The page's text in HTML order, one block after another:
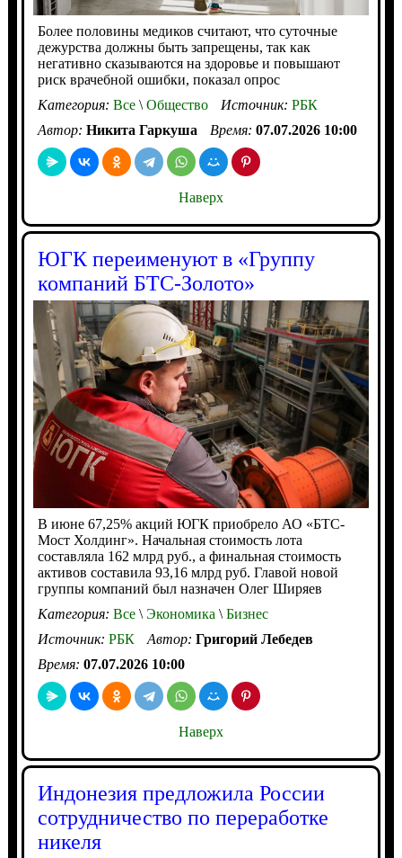
Более половины медиков считают, что суточные
дежурства должны быть запрещены, так как
негативно сказываются на здоровье и повышают
риск врачебной ошибки, показал опрос
Категория: Все\Общество Источник: РБК
Автор: Никита Гаркуша Время: 07.07.2026 10:00
Наверх
ЮГК переименуют в «Группу
компаний БТС-Золото»
В июне 67,25% акций ЮГК приобрело АО «БТС-
Мост Холдинг». Начальная стоимость лота
составляла 162 млрд руб., а финальная стоимость
активов составила 93,16 млрд руб. Главой новой
группы компаний был назначен Олег Ширяев
Категория: Все\Экономика \Бизнес
Источник: РБК Автор: Григорий Лебедев
Время: 07.07.2026 10:00
Наверх
Индонезия предложила России
сотрудничество по переработке
никеля